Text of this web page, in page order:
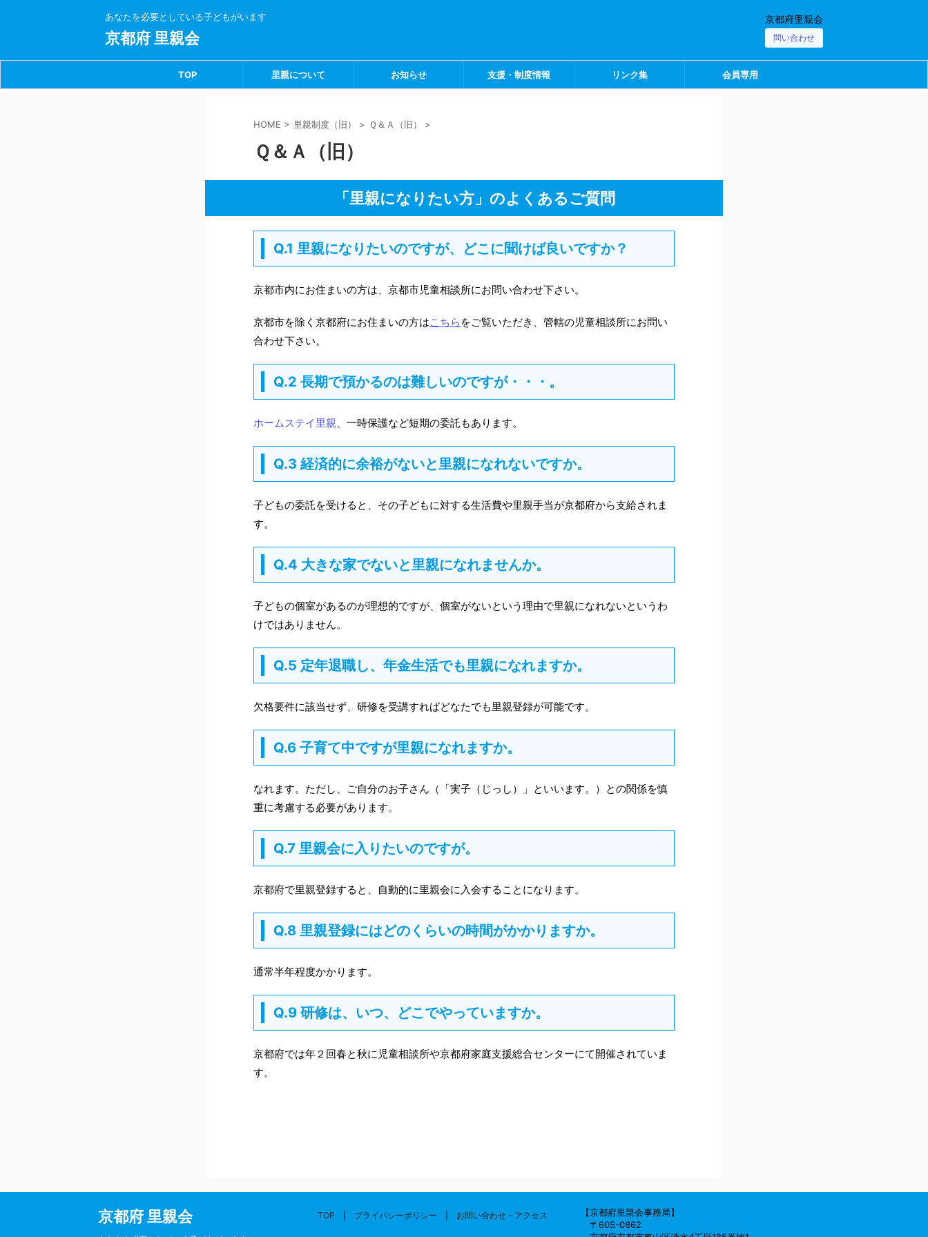
あなたを必要としている子どもがいます
京都府 里親会
京都府里親会
問い合わせ
TOP 里親について お知らせ 支援・制度情報 リンク集 会員専用
HOME > 里親制度（旧） > Ｑ＆Ａ（旧） >
Ｑ＆Ａ（旧）
「里親になりたい方」のよくあるご質問
Q.1 里親になりたいのですが、どこに聞けば良いですか？
京都市内にお住まいの方は、京都市児童相談所にお問い合わせ下さい。
京都市を除く京都府にお住まいの方はこちら をご覧いただき、管轄の児童相談所にお問い
合わせ下さい。
Q.2 長期で預かるのは難しいのですが・・・。
ホームステイ里親、一時保護など短期の委託もあります。
Q.3 経済的に余裕がないと里親になれないですか。
子どもの委託を受けると、その子どもに対する生活費や里親手当が京都府から支給されま
す。
Q.4 大きな家でないと里親になれませんか。
子どもの個室があるのが理想的ですが、個室がないという理由で里親になれないというわ
けではありません。
Q.5 定年退職し、年金生活でも里親になれますか。
欠格要件に該当せず、研修を受講すればどなたでも里親登録が可能です。
Q.6 子育て中ですが里親になれますか。
なれます。ただし、ご自分のお子さん（「実子（じっし）」といいます。）との関係を慎
重に考慮する必要があります。
Q.7 里親会に入りたいのですが。
京都府で里親登録すると、自動的に里親会に入会することになります。
Q.8 里親登録にはどのくらいの時間がかかりますか。
通常半年程度かかります。
Q.9 研修は、いつ、どこでやっていますか。
京都府では年２回春と秋に児童相談所や京都府家庭支援総合センターにて開催されていま
す。
TOP プライバシーポリシー お問い合わせ・アクセス
【京都府里親会事務局】
〒605-0862
京都府 里親会